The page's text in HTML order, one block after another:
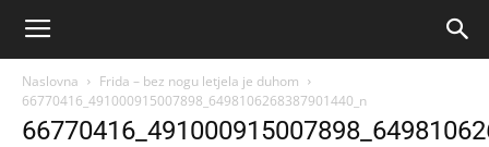
Naslovna
Frida – bez nogu letjela je duhom
66770416_491000915007898_6498106268387901440_n